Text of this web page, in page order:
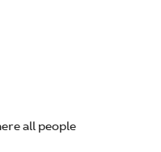
all people